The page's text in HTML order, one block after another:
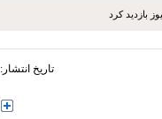
بازدید کرد
تاریخ انتشار: